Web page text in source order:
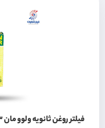
فیلتر روغن ثانویه ولوو مان WP11102/3